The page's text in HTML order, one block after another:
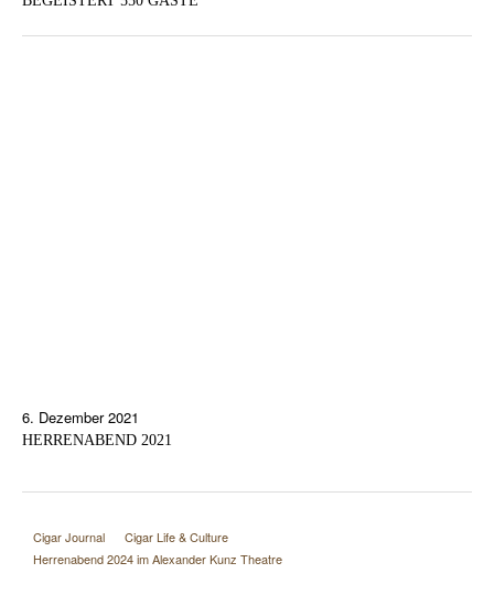
6. Dezember 2021
HERRENABEND 2021
Cigar Journal
Cigar Life & Culture
Herrenabend 2024 im Alexander Kunz Theatre